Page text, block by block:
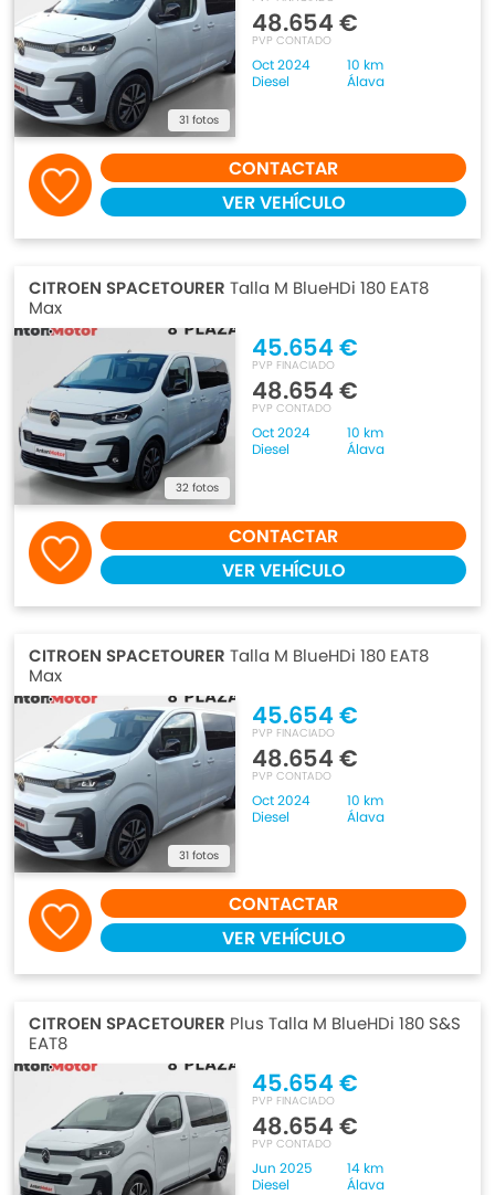
31 fotos
48.654 €
PVP CONTADO
Oct 2024
10 km
Diesel
Álava
CONTACTAR
VER VEHÍCULO
CITROEN SPACETOURER Talla M BlueHDi 180 EAT8
Max
32 fotos
45.654 €
PVP FINACIADO
48.654 €
PVP CONTADO
Oct 2024
10 km
Diesel
Álava
CONTACTAR
VER VEHÍCULO
CITROEN SPACETOURER Talla M BlueHDi 180 EAT8
Max
31 fotos
45.654 €
PVP FINACIADO
48.654 €
PVP CONTADO
Oct 2024
10 km
Diesel
Álava
CONTACTAR
VER VEHÍCULO
CITROEN SPACETOURER Plus Talla M BlueHDi 180 S&S
EAT8
45.654 €
PVP FINACIADO
48.654 €
PVP CONTADO
Jun 2025
14 km
Diesel
Álava